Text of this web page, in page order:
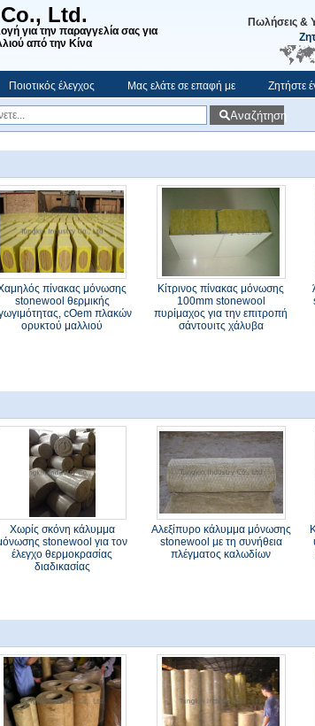
Ltd.
για την παραγγελία σας για
από την Κίνα
Πωλήσεις &
Ποιοτικός έλεγχος Μας ελάτε σε επαφή με Ζητήστε
Αναζήτηση
πίνακας μόνωσης
stonewool θερμικής
cOem πλακών
ορυκτού μαλλιού
Κίτρινος πίνακας μόνωσης
100mm stonewool
πυρίμαχος για την επιτροπή
σάντουιτς χάλυβα
Χωρίς σκόνη κάλυμμα
stonewool για τον
έλεγχο θερμοκρασίας
διαδικασίας
Αλεξίπυρο κάλυμμα μόνωσης
stonewool με τη συνήθεια
πλέγματος καλωδίων